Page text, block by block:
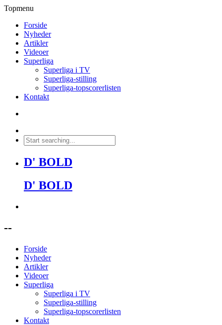
Topmenu
Forside
Nyheder
Artikler
Videoer
Superliga
Superliga i TV
Superliga-stilling
Superliga-topscorerlisten
Kontakt
D' BOLD
D' BOLD
--
Forside
Nyheder
Artikler
Videoer
Superliga
Superliga i TV
Superliga-stilling
Superliga-topscorerlisten
Kontakt